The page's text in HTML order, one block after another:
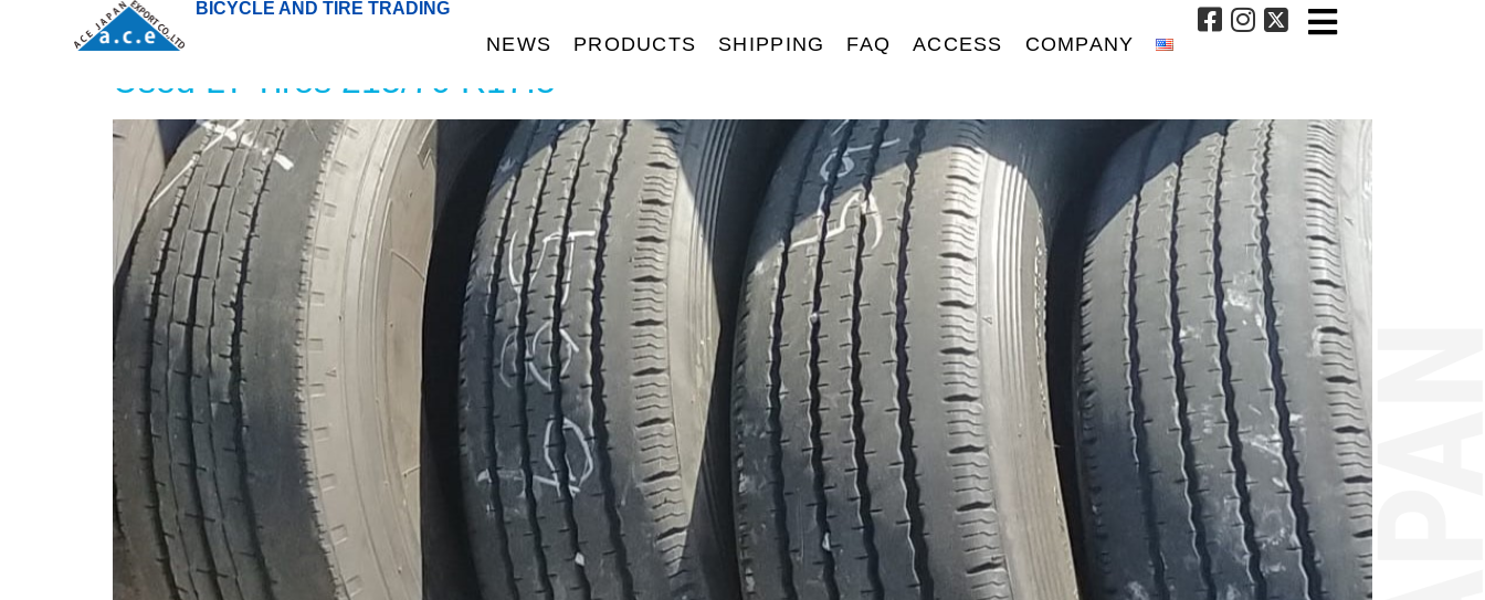
BICYCLE AND TIRE TRADING
NEWS PRODUCTS SHIPPING FAQ ACCESS COMPANY
タイヤサイズ:
Used LT Tires 215/70 R17.5